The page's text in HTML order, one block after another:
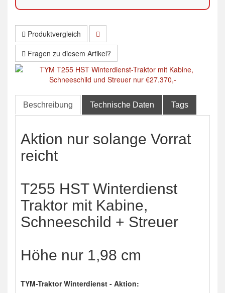
Produktvergleich
Fragen zu diesem Artikel?
Beschreibung Technische Daten Tags
Aktion nur solange Vorrat
reicht
T255 HST Winterdienst
Traktor mit Kabine,
Schneeschild + Streuer
Höhe nur 1,98 cm
TYM-Traktor Winterdienst - Aktion: